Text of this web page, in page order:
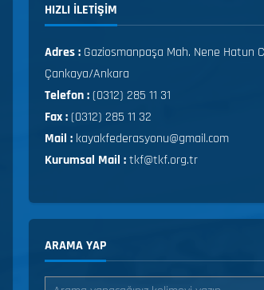
HIZLI ILETIŞIM
Adres : Gaziosmanpaşa Mah. Nene Hatun
Çankaya/Ankara
Telefon :(0312) 285 11 31
Fax :(0312) 285 11 32
Mail : kayakfederasyonu@gmail.com
Kurumsal Mail :tkf@tkf.org.tr
ARAMA YAP